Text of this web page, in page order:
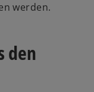
werden.
den